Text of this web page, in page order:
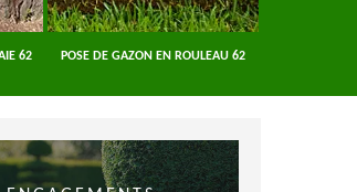
62 POSE DE GAZON EN ROULEAU 62